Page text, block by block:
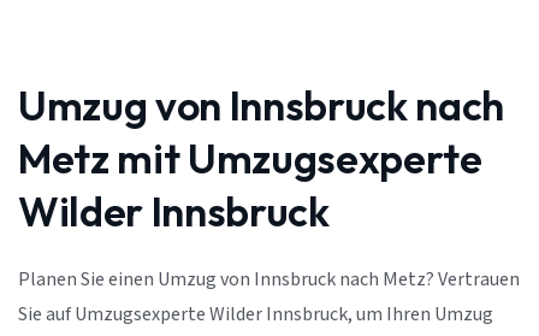
Umzug von Innsbruck nach
Metz mit Umzugsexperte
Wilder Innsbruck
Planen Sie einen Umzug von Innsbruck nach Metz? Vertrauen
Sie auf Umzugsexperte Wilder Innsbruck, um Ihren Umzug